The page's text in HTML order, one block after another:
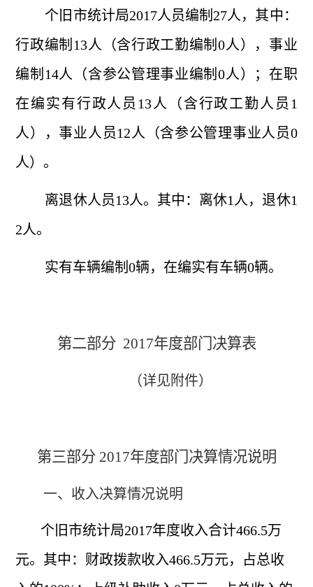
个旧市统计局2017人员编制27人，其中：
行政编制13人（含行政工勤编制0人），事业
编制14人（含参公管理事业编制0人）；在职
在编实有行政人员13人（含行政工勤人员1
人），事业人员12人（含参公管理事业人员0
人）。
离退休人员13人。其中：离休1人，退休1
2人。
实有车辆编制0辆，在编实有车辆0辆。
第二部分2017年度部门决算表
（详见附件）
第三部分2017年度部门决算情况说明
一、收入决算情况说明
个旧市统计局2017年度收入合计466.5万
元。其中：财政拨款收入466.5万元，占总收